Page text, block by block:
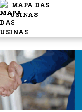
MAPA DAS
USINAS